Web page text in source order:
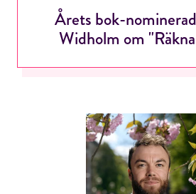
Årets bok-
Widholm om